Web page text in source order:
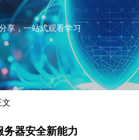
享，一站式观看学习
文
器安全新能力